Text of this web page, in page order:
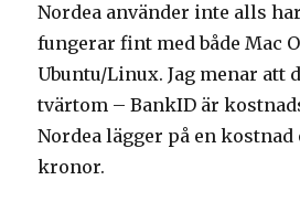
Nordea använder inte alls
fungerar fint med både Mac
Ubuntu/Linux. Jag menar att
tvärtom – BankID är
Nordea lägger på en kostnad
kronor.